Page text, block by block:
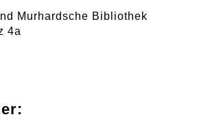
Murhardsche Bibliothek
4a